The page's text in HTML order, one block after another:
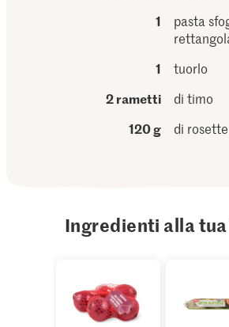
1
pasta
1
tuorlo
2 rametti
di timo
120 g
di
Ingredienti alla